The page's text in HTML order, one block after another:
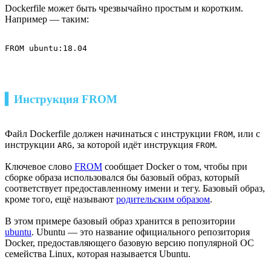
Dockerfile может быть чрезвычайно простым и коротким.
Например — таким:
FROM ubuntu:18.04
▍Инструкция FROM
Файл Dockerfile должен начинаться с инструкции FROM, или с
инструкции ARG, за которой идёт инструкция FROM.
Ключевое слово FROM сообщает Docker о том, чтобы при
сборке образа использовался бы базовый образ, который
соответствует предоставленному имени и тегу. Базовый образ,
кроме того, ещё называют родительским образом.
В этом примере базовый образ хранится в репозитории
ubuntu. Ubuntu — это название официального репозитория
Docker, предоставляющего базовую версию популярной ОС
семейства Linux, которая называется Ubuntu.